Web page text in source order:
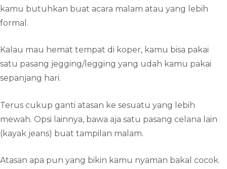
kamu butuhkan buat acara malam atau yang lebih
formal.
Kalau mau hemat tempat di koper, kamu bisa pakai
satu pasang jegging/legging yang udah kamu pakai
sepanjang hari.
Terus cukup ganti atasan ke sesuatu yang lebih
mewah. Opsi lainnya, bawa aja satu pasang celana lain
(kayak jeans) buat tampilan malam.
Atasan apa pun yang bikin kamu nyaman bakal cocok.